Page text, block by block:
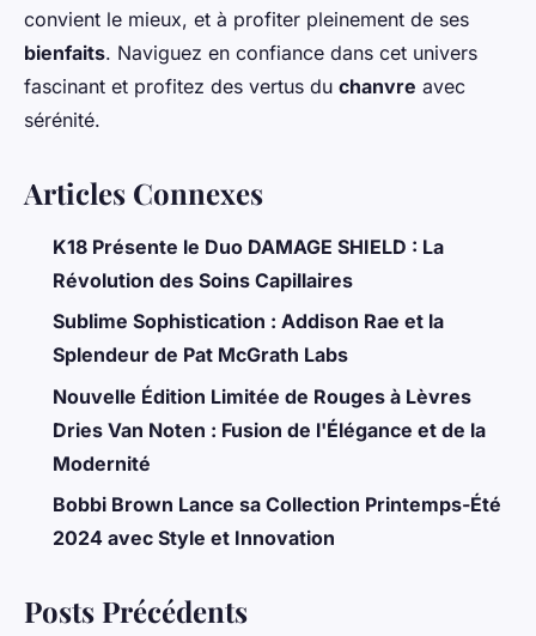
convient le mieux, et à profiter pleinement de ses
bienfaits. Naviguez en confiance dans cet univers
fascinant et profitez des vertus du chanvre avec
sérénité.
Articles Connexes
K18 Présente le Duo DAMAGE SHIELD : La
Révolution des Soins Capillaires
Sublime Sophistication : Addison Rae et la
Splendeur de Pat McGrath Labs
Nouvelle Édition Limitée de Rouges à Lèvres
Dries Van Noten : Fusion de l'Élégance et de la
Modernité
Bobbi Brown Lance sa Collection Printemps-Été
2024 avec Style et Innovation
Posts Précédents